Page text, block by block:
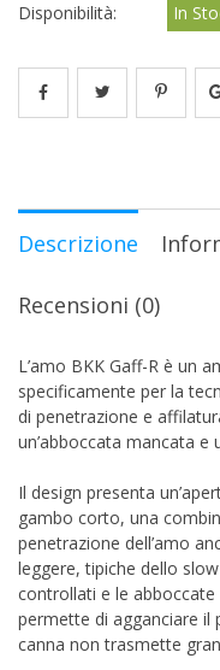
Disponibilità: In
Descrizione
Recensioni (0)
L’amo BKK Gaff-R è un
specificamente per la
di penetrazione e
un’abboccata mancata e
Il design presenta
gambo corto, una
penetrazione dell’amo
leggere, tipiche dello
controllati e le
permette di agganciare il
canna non trasmette